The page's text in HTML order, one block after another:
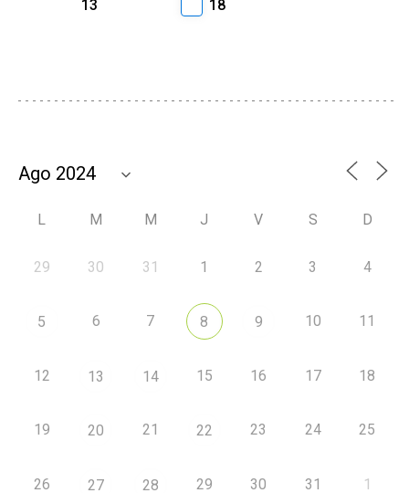
13
18
L M M J V S D
29 30 31 1 2 3 4
5 6 7 8 9 10 11
12 13 14 15 16 17 18
19 20 21 22 23 24 25
26 27 28 29 30 31 1